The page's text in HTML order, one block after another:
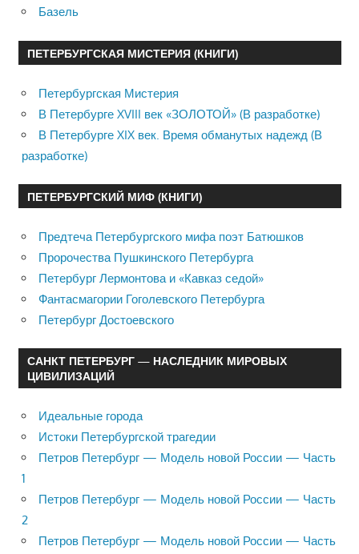
Базель
ПЕТЕРБУРГСКАЯ МИСТЕРИЯ (КНИГИ)
Петербургская Мистерия
В Петербурге XVIII век «ЗОЛОТОЙ» (В разработке)
В Петербурге XIX век. Время обманутых надежд (В
разработке)
ПЕТЕРБУРГСКИЙ МИФ (КНИГИ)
Предтеча Петербургского мифа поэт Батюшков
Пророчества Пушкинского Петербурга
Петербург Лермонтова и «Кавказ седой»
Фантасмагории Гоголевского Петербурга
Петербург Достоевского
САНКТ ПЕТЕРБУРГ — НАСЛЕДНИК МИРОВЫХ
ЦИВИЛИЗАЦИЙ
Идеальные города
Истоки Петербургской трагедии
Петров Петербург — Модель новой России — Часть
1
Петров Петербург — Модель новой России — Часть
2
Петров Петербург — Модель новой России — Часть